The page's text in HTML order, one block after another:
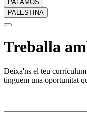
PALAMÓS
PALESTINA
Treballa
Deixa'ns el teu
tinguem una oportunitat